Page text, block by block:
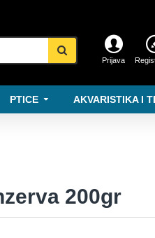
Prijava
PTICE AKVARISTIKA I
200gr